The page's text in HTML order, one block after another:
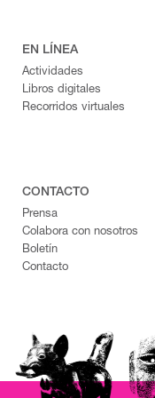
EN LÍNEA
Actividades
Libros digitales
Recorridos virtuales
CONTACTO
Prensa
Colabora con nosotros
Boletín
Contacto